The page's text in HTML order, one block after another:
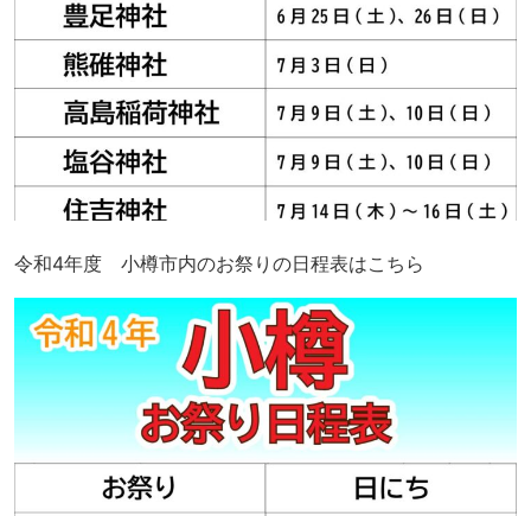
令和4年度 小樽市内のお祭りの日程表はこちら